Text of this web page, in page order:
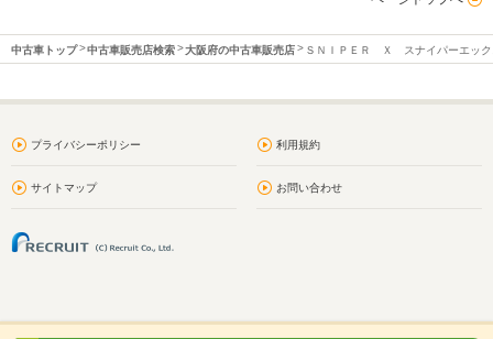
中古車トップ 中古車販売店検索 大阪府の中古車販売店 ＳＮＩＰＥＲ Ｘ スナイパーエック
プライバシーポリシー 利用規約
サイトマップ お問い合わせ